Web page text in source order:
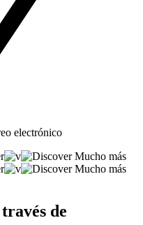
electrónico
Mucho más
Mucho más
de